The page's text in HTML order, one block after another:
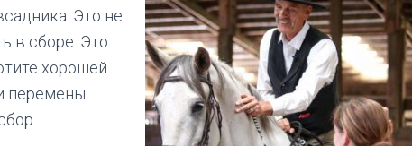
Это не
в сборе. Это
хорошей
перемены